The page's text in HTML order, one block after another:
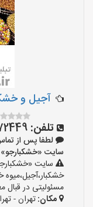
آجیل و
تلفن:
لطفا پس از
سایت «خشکبارجو» دیده
سایت
مسئولیتی در قبال
مکان:تهران -